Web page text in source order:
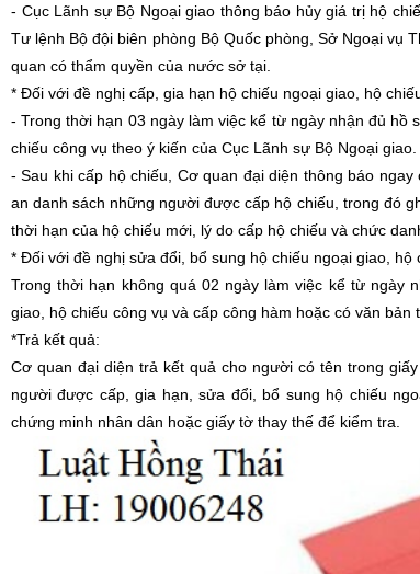
- Cục Lãnh sự Bộ Ngoại giao thông báo hủy giá trị hộ
Tư lệnh Bộ đội biên phòng Bộ Quốc phòng, Sở Ngoại vụ
quan có thẩm quyền của nước sở tại.
* Đối với đề nghị cấp, gia hạn hộ chiếu ngoại giao, hộ
- Trong thời hạn 03 ngày làm việc kể từ ngày nhận đủ
chiếu công vụ theo ý kiến của Cục Lãnh sự Bộ Ngoại giao.
- Sau khi cấp hộ chiếu, Cơ quan đại diện thông báo
an danh sách những người được cấp hộ chiếu, trong đó
thời hạn của hộ chiếu mới, lý do cấp hộ chiếu và chức
* Đối với đề nghị sửa đổi, bổ sung hộ chiếu ngoại giao, hộ
Trong thời hạn không quá 02 ngày làm việc kể từ ngày
giao, hộ chiếu công vụ và cấp công hàm hoặc có văn bản
*Trả kết quả:
Cơ quan đại diện trả kết quả cho người có tên trong
người được cấp, gia hạn, sửa đổi, bổ sung hộ chiếu
chứng minh nhân dân hoặc giấy tờ thay thế để kiểm tra.